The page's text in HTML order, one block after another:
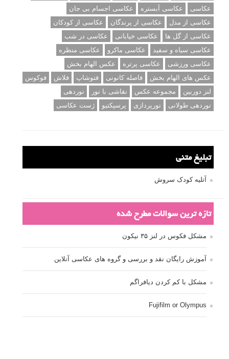
عکاسی
عکاسی آبستره
عکاسی اجسام بی جان
عکاسی از مدل
عکاسی از پرندگان
عکاسی از کودکان
عکاسی از گل ها
عکاسی خیابانی
عکاسی در شب
عکاسی سیاه و سفید
عکاسی ماکرو
عکاسی منظره
عکاسی ورزشی
عکاسی پرتره
عکس الهام بخش
عکس های الهام بخش
فاصله کانونی فتوشاپ فلاش
فوکوس
لنز دوربین
مجموعه عکس نقاشی با نور
نوردهی
نوردهی طولانی
نورپردازی پرسپکتیو ژست عکاسی
تبلیغ متنی
آتلیه کودک سروش
تازه ترین سوالات مطرح شده
مشکل فکوس در لنز ۳۵ نیکون
آموزش رایگان نقد و بررسی و گروه های عکاسی آنلاین
مشکل با کم کردن دیافراگم
Fujifilm or Olympus